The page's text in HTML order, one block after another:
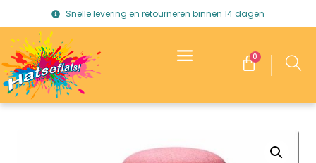
Snelle levering en retourneren binnen 14 dagen
0